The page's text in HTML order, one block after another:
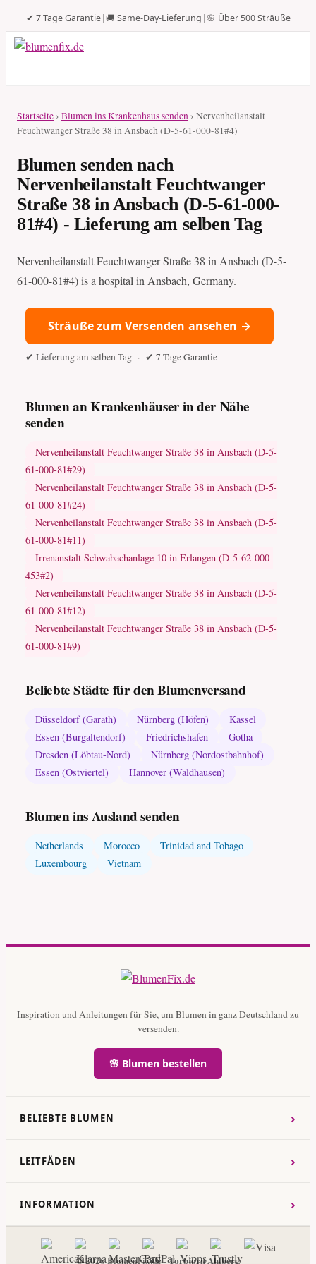
✔ 7 Tage Garantie|🚚 Same-Day-Lieferung |🌸 Über 500 Sträuße
Startseite› Blumen ins Krankenhaus senden› Nervenheilanstalt
Feuchtwanger Straße 38 in Ansbach (D-5-61-000-81#4)
Blumen senden nach
Nervenheilanstalt Feuchtwanger
Straße 38 in Ansbach (D-5-61-000-
81#4) - Lieferung am selben Tag
Nervenheilanstalt Feuchtwanger Straße 38 in Ansbach (D-5-
61-000-81#4) is a hospital in Ansbach, Germany.
Sträuße zum Versenden ansehen →
✔ Lieferung am selben Tag · ✔ 7 Tage Garantie
Blumen an Krankenhäuser in der Nähe
senden
Nervenheilanstalt Feuchtwanger Straße 38 in Ansbach (D-5-
61-000-81#29)
Nervenheilanstalt Feuchtwanger Straße 38 in Ansbach (D-5-
61-000-81#24)
Nervenheilanstalt Feuchtwanger Straße 38 in Ansbach (D-5-
61-000-81#11)
Irrenanstalt Schwabachanlage 10 in Erlangen (D-5-62-000-
453#2)
Nervenheilanstalt Feuchtwanger Straße 38 in Ansbach (D-5-
61-000-81#12)
Nervenheilanstalt Feuchtwanger Straße 38 in Ansbach (D-5-
61-000-81#9)
Beliebte Städte für den Blumenversand
Düsseldorf (Garath) Nürnberg (Höfen)
Kassel
Essen (Burgaltendorf)
Friedrichshafen
Gotha
Dresden (Löbtau-Nord)
Nürnberg (Nordostbahnhof)
Essen (Ostviertel)
Hannover (Waldhausen)
Blumen ins Ausland senden
Netherlands Morocco
Trinidad and Tobago
Luxembourg
Vietnam
Inspiration und Anleitungen für Sie, um Blumen in ganz Deutschland zu
versenden.
🌸 Blumen bestellen
BELIEBTE BLUMEN ›
LEITFÄDEN ›
INFORMATION ›
© 2026 BlumenFix.de -Torbjorn Ahlberg